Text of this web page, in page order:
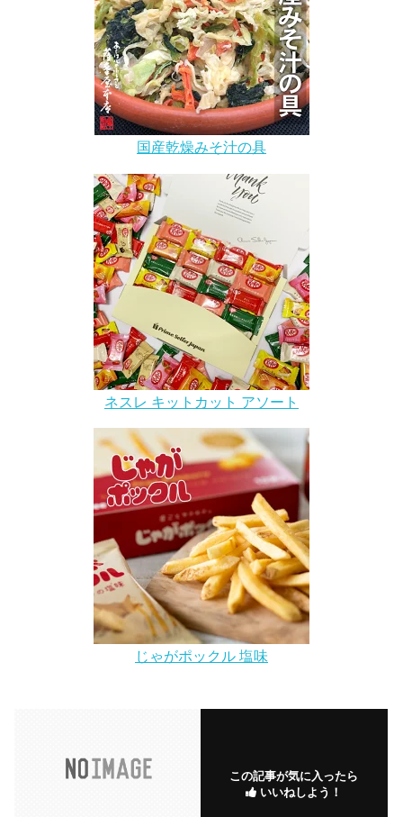
国産乾燥みそ汁の具
ネスレ キットカット アソート
じゃがポックル 塩味
この記事が気に入ったら
いいねしよう！